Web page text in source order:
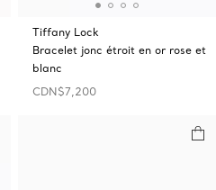
Tiffany Lock
Bracelet jonc étroit en or rose et
blanc
CDN$7,200